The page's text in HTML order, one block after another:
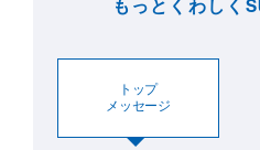
もっとくわしく
トップ
メッセージ